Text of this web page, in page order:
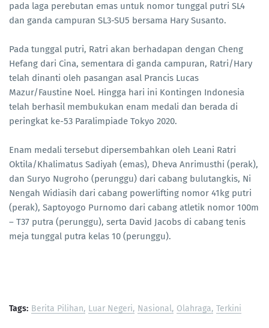
pada laga perebutan emas untuk nomor tunggal putri SL4
dan ganda campuran SL3-SU5 bersama Hary Susanto.
Pada tunggal putri, Ratri akan berhadapan dengan Cheng
Hefang dari Cina, sementara di ganda campuran, Ratri/Hary
telah dinanti oleh pasangan asal Prancis Lucas
Mazur/Faustine Noel. Hingga hari ini Kontingen Indonesia
telah berhasil membukukan enam medali dan berada di
peringkat ke-53 Paralimpiade Tokyo 2020.
Enam medali tersebut dipersembahkan oleh Leani Ratri
Oktila/Khalimatus Sadiyah (emas), Dheva Anrimusthi (perak),
dan Suryo Nugroho (perunggu) dari cabang bulutangkis, Ni
Nengah Widiasih dari cabang powerlifting nomor 41kg putri
(perak), Saptoyogo Purnomo dari cabang atletik nomor 100m
– T37 putra (perunggu), serta David Jacobs di cabang tenis
meja tunggal putra kelas 10 (perunggu).
Tags: Berita Pilihan Luar Negeri Nasional Olahraga Terkini